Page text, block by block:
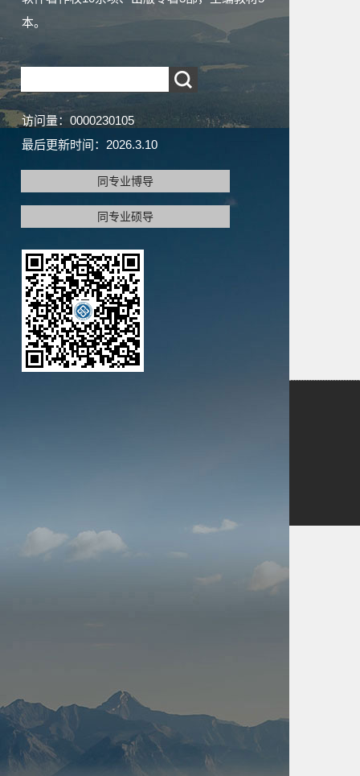
本。
访问量： 0000230105
最后更新时间： 2026.3.10
同专业博导
同专业硕导